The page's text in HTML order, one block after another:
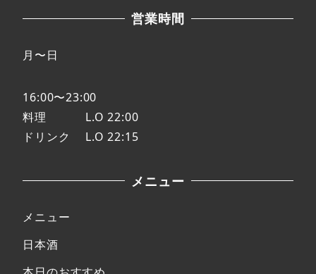
営業時間
月〜日
16:00〜23:00
料理 L.O 22:00
ドリンク L.O 22:15
メニュー
メニュー
日本酒